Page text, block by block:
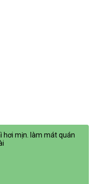
hơi mịn. làm mát quán